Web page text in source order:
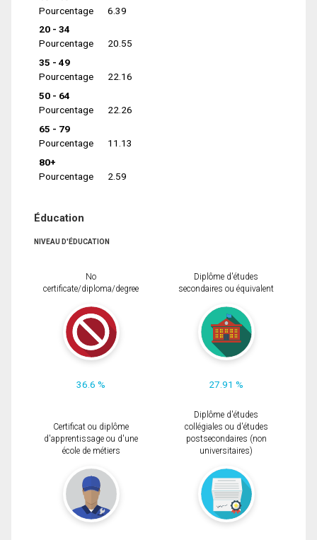
Pourcentage
6.39
20 - 34
Pourcentage
20.55
35 - 49
Pourcentage
22.16
50 - 64
Pourcentage
22.26
65 - 79
Pourcentage
11.13
80+
Pourcentage
2.59
Éducation
NIVEAU D'ÉDUCATION
No
certificate/diploma/degree
36.6 %
Diplôme d'études
secondaires ou équivalent
27.91 %
Certificat ou diplôme
d'apprentissage ou d'une
école de métiers
Diplôme d'études
collégiales ou d'études
postsecondaires (non
universitaires)